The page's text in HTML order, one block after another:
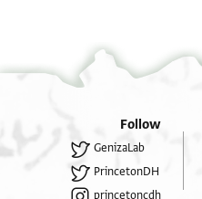
Follow
GenizaLab
PrincetonDH
princetoncdh